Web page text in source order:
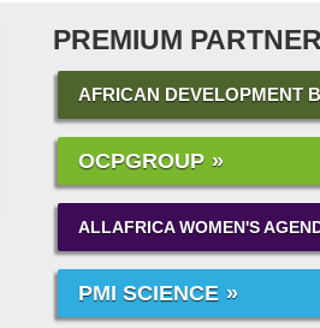
PREMIUM
AFRICAN DEVELOPMENT
OCPGROUP
ALLAFRICA WOMEN'S
PMI SCIENCE